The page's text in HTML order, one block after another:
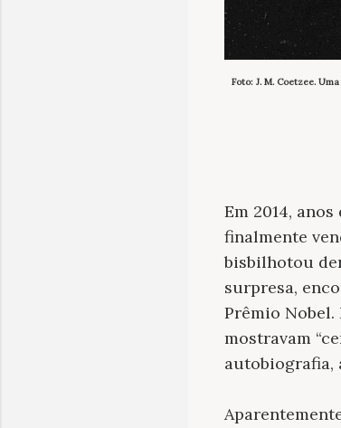
Foto: J. M. Coetzee. Uma
Em 2014,
finalmente
bisbilhotou
surpresa,
Prêmio Nobel.
mostravam
autobiografia,